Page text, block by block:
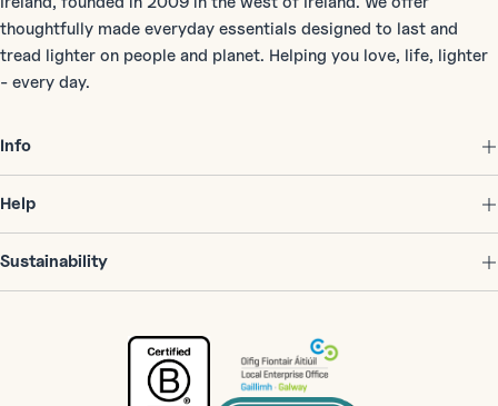
thoughtfully made everyday essentials designed to last and
tread lighter on people and planet. Helping you love, life, lighter
- every day.
Info
Help
Sustainability